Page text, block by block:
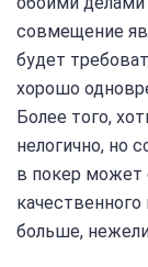
совмещение
будет
хорошо
Более того,
нелогично, но
в покер может
больше,